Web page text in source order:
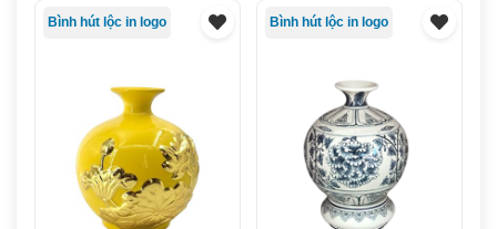
Bình hút lộc in logo Bình hút lộc in logo